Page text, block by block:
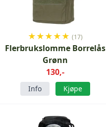
★★★★★ (17)
Flerbrukslomme Borrelås
Grønn
130,-
Info Kjøpe